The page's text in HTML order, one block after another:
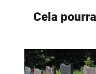
Cela